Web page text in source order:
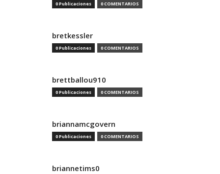
0 Publicaciones 0 COMENTARIOS
bretkessler
0 Publicaciones 0 COMENTARIOS
brettballou910
0 Publicaciones 0 COMENTARIOS
briannamcgovern
0 Publicaciones 0 COMENTARIOS
briannetims0